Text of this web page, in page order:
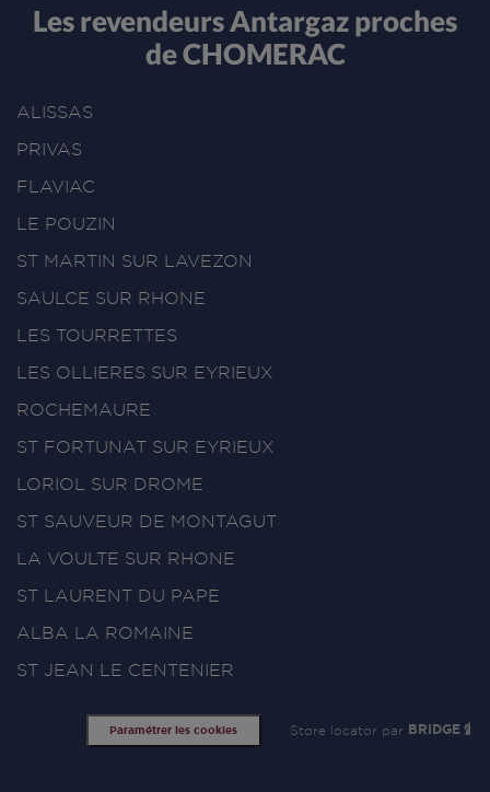
Les revendeurs Antargaz proches
de CHOMERAC
ALISSAS
PRIVAS
FLAVIAC
LE POUZIN
ST MARTIN SUR LAVEZON
SAULCE SUR RHONE
LES TOURRETTES
LES OLLIERES SUR EYRIEUX
ROCHEMAURE
ST FORTUNAT SUR EYRIEUX
LORIOL SUR DROME
ST SAUVEUR DE MONTAGUT
LA VOULTE SUR RHONE
ST LAURENT DU PAPE
ALBA LA ROMAINE
ST JEAN LE CENTENIER
Paramétrer les cookies Store locator par BRIDGE